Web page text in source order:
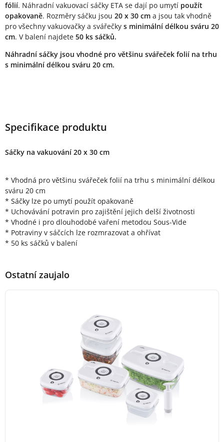
fólií. Náhradní vakuovací sáčky ETA se dají po umytí použít
opakovaně. Rozměry sáčku jsou 20 x 30 cm a jsou tak vhodně
pro všechny vakuovačky a svářečky s minimální délkou sváru 20
cm. V balení najdete 50 ks sáčků.
Náhradní sáčky jsou vhodné pro většinu svářeček folií na trhu
s minimální délkou sváru 20 cm.
Specifikace produktu
Sáčky na vakuování 20 x 30 cm
* Vhodná pro většinu svářeček folií na trhu s minimální délkou
sváru 20 cm
* Sáčky lze po umytí použít opakovaně
* Uchovávání potravin pro zajištění jejich delší životnosti
* Vhodné i pro dlouhodobé vaření metodou Sous-Vide
* Potraviny v sáčcích lze rozmrazovat a ohřívat
* 50 ks sáčků v balení
Ostatní zaujalo